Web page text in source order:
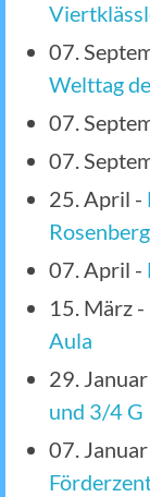
07.
Welttag
07.
07.
25. April -
Rosenberg
07. April -
15. März -
Aula
29. Januar
und 3/4 G
07. Januar